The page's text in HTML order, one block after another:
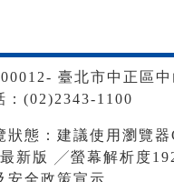
臺北市中正區中
：(02)2343-1100
狀態：建議使用瀏覽
新版 ╱螢幕解析度
安全政策宣示